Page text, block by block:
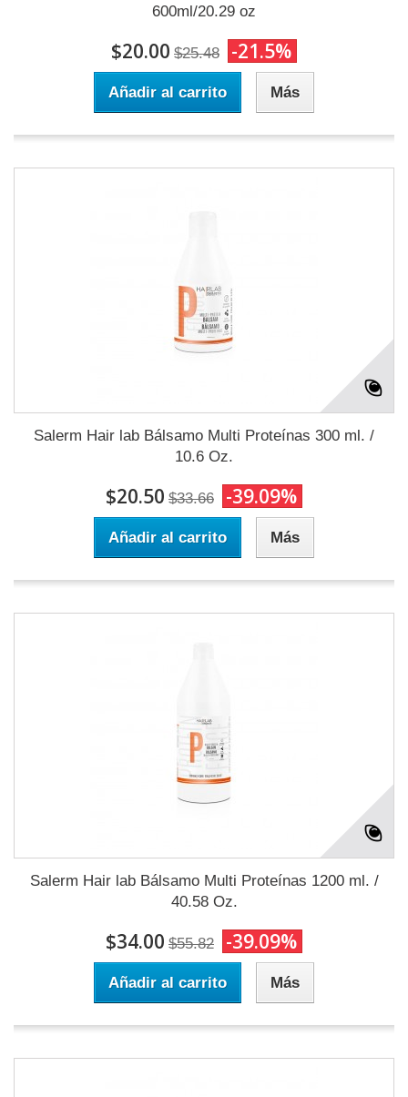
600ml/20.29 oz
$20.00 $25.48 -21.5%
Añadir al carrito Más
Salerm Hair lab Bálsamo Multi Proteínas 300 ml. /
10.6 Oz.
$20.50 $33.66 -39.09%
Añadir al carrito Más
Salerm Hair lab Bálsamo Multi Proteínas 1200 ml. /
40.58 Oz.
$34.00 $55.82 -39.09%
Añadir al carrito Más